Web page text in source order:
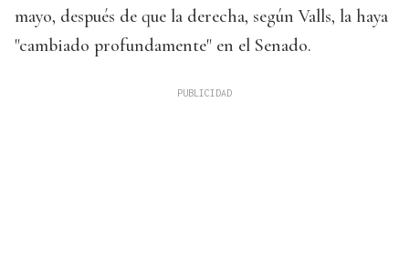
mayo, después de que la derecha, según Valls, la haya
"cambiado profundamente" en el Senado.